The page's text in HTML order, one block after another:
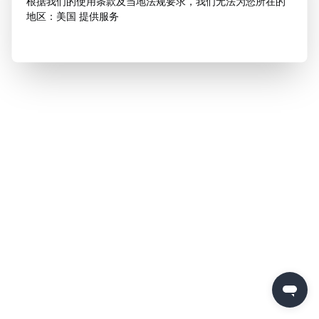
地区：美国 提供服务